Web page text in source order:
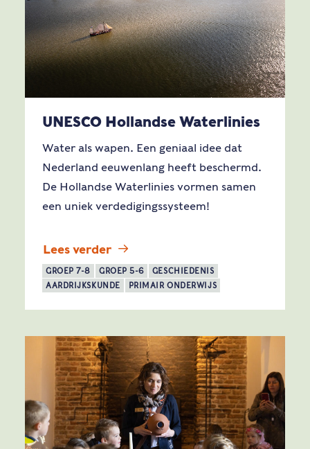
UNESCO Hollandse Waterlinies
Water als wapen. Een geniaal idee dat
Nederland eeuwenlang heeft beschermd.
De Hollandse Waterlinies vormen samen
een uniek verdedigingssysteem!
Lees verder
GROEP 7-8 GROEP 5-6
GESCHIEDENIS
AARDRIJKSKUNDE
PRIMAIR ONDERWIJS